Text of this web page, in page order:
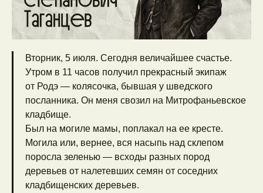
Вторник, 5 июля. Сегодня величайшее счастье.
Утром в 11 часов получил прекрасный экипаж
от Родэ — колясочка, бывшая у шведского
посланника. Он меня свозил на Митрофаньевское
кладбище.
Был на могиле мамы, поплакал на ее кресте.
Могила или, вернее, вся насыпь над склепом
поросла зеленью — всходы разных пород
деревьев от налетевших семян от соседних
кладбищенских деревьев.